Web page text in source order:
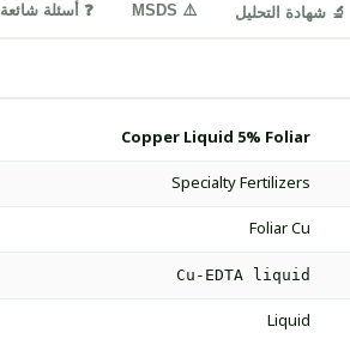
🔬 شهادة التحليل ⚠️ MSDS ❓ أسئلة شائعة
Copper Liquid 5% Foliar
Specialty Fertilizers
Foliar Cu
Cu-EDTA liquid
Liquid